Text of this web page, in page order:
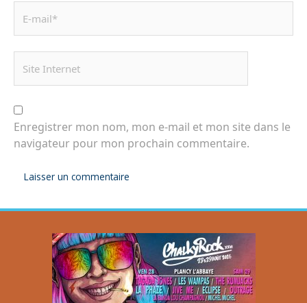
Enregistrer mon nom, mon e-mail et mon site dans le
navigateur pour mon prochain commentaire.